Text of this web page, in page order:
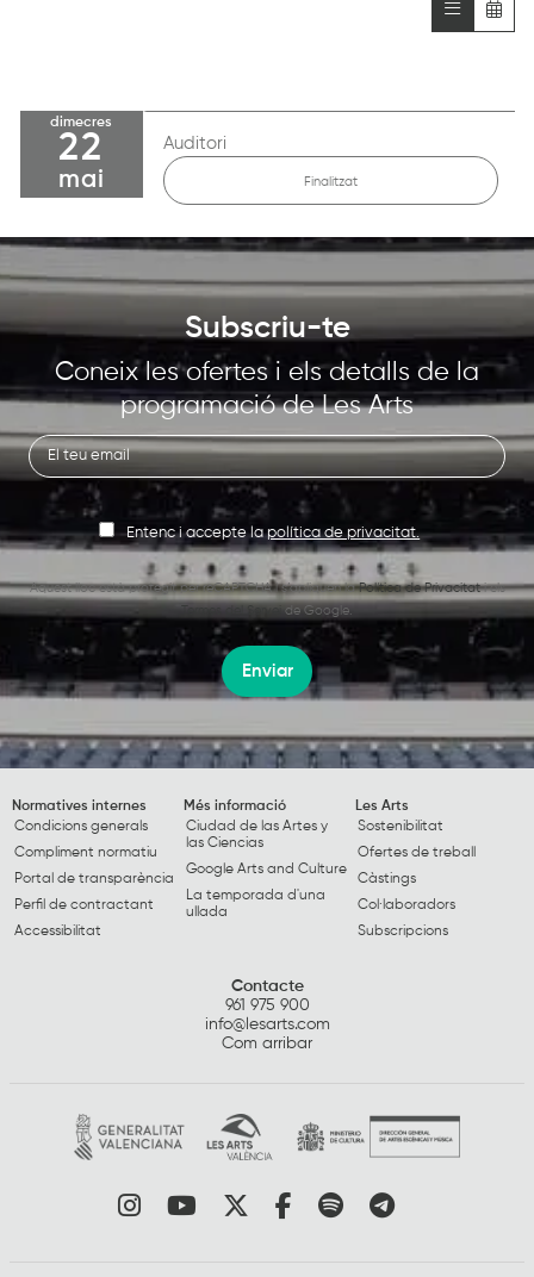
dimecres
22
mai
Auditori
Finalitzat
Subscriu-te
Coneix les ofertes i els detalls de la
programació de Les Arts
Entenc i accepte lapolítica de privacitat.
Aquest lloc està protegit per reCAPTCHA i s’apliquen laPolítica de Privacitati els
de Google.
Enviar
Normatives internes
Condicions generals
Compliment normatiu
Portal de transparència
Perfil de contractant
Accessibilitat
Més informació
Ciudad de las Artes y
las Ciencias
Google Arts and Culture
La temporada d'una
ullada
Les Arts
Sostenibilitat
Ofertes de treball
Càstings
Col·laboradors
Subscripcions
Contacte
961 975 900
info@lesarts.com
Com arribar
Link a instagram
Link a youtube
Link a twitter
Link a facebook
Link a spotify
Link a